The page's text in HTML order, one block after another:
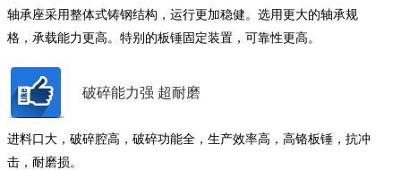
轴承座采用整体式铸钢结构，运行更加稳健。选用更大的轴承规
格，承载能力更高。特别的板锤固定装置，可靠性更高。
破碎能力强 超耐磨
进料口大，破碎腔高，破碎功能全，生产效率高，高铬板锤，抗冲
击，耐磨损。